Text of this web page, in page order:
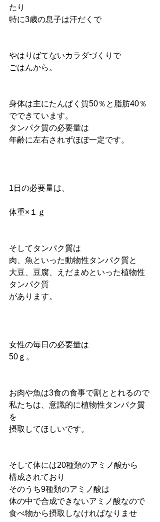
たり
特に3歳の息子は汗だくで
やはりばてないカラダづくりで
ごはんから。
身体は主にたんぱく質50％と脂肪40％
でできています。
タンパク質の必要量は
年齢に左右されずほぼ一定です。
1日の必要量は、
体重×１ｇ
そしてタンパク質は
肉、魚といった動物性タンパク質と
大豆、豆腐、えだまめといった植物性
タンパク質
があります。
女性の毎日の必要量は
50ｇ。
お肉や魚は3食の食事で割ととれるので
私たちは、意識的に植物性タンパク質
を
摂取してほしいです。
そして体には20種類のアミノ酸から
構成されており
そのうち9種類のアミノ酸は
体の中で合成できないアミノ酸なので
食べ物から摂取しなければなりませ